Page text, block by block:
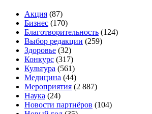
Акция (87)
Бизнес (170)
Благотворительность (124)
Выбор редакции (259)
Здоровье (32)
Конкурс (317)
Культура (561)
Медицина (44)
Мероприятия (2 887)
Наука (24)
Новости партнёров (104)